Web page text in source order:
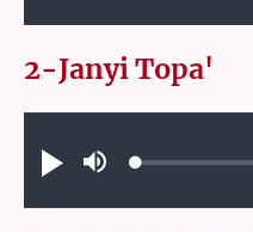
Play MuteLoaded:
2-Janyi Topa'